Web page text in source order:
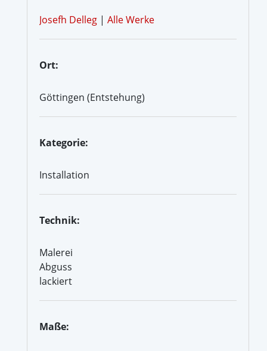
Josefh Delleg | Alle Werke
Ort:
Göttingen (Entstehung)
Kategorie:
Installation
Technik:
Malerei
Abguss
lackiert
Maße: